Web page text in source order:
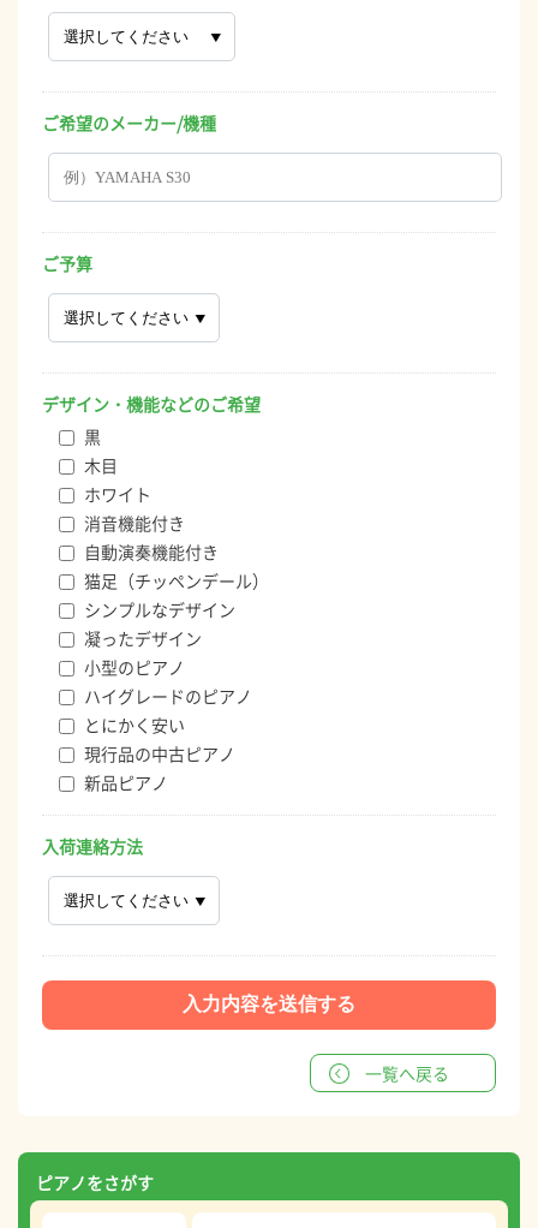
ご希望のメーカー/機種
ご予算
デザイン・機能などのご希望
黒
木目
ホワイト
消音機能付き
自動演奏機能付き
猫足（チッペンデール）
シンプルなデザイン
凝ったデザイン
小型のピアノ
ハイグレードのピアノ
とにかく安い
現行品の中古ピアノ
新品ピアノ
入荷連絡方法
一覧へ戻る
ピアノをさがす